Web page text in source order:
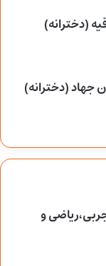
(دخترانه)
جهاد (دخترانه)
و